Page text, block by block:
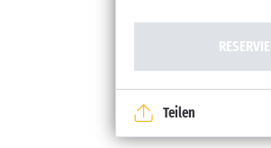
Teilen